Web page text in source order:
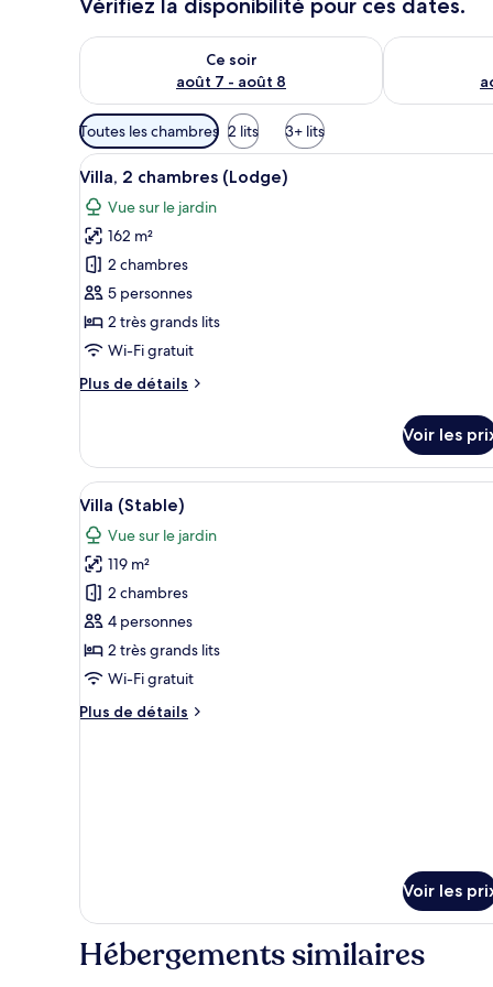
Ce soir
août 7 - août 8
Vérifier la disponibilité pour ce soir août 7 - août 8
Vérifier la
Filtres
disponibles
pour
les
chambres
Toutes les chambres 2 lits 3+ lits
Afficher
toutes
les
photos
pour
ce
type
de
chambre :
Villa,
(Lodge)
Un patio couvert avec une
10
Villa, 2 chambres (Lodge)
Vue sur le jardin
162 m²
2 chambres
5 personnes
2 très grands lits
Wi-Fi gratuit
Plus de détails
Plus
le
type
de
chambre
Villa,
2
chambres
(Lodge)
Voir les
Afficher
toutes
les
photos
pour
ce
type
de
chambre :
Villa
Une chambre d’hôtel
6
Villa (Stable)
Vue sur le jardin
119 m²
2 chambres
4 personnes
2 très grands lits
Wi-Fi gratuit
Plus de détails
Plus
Voir les
Hébergements similaires